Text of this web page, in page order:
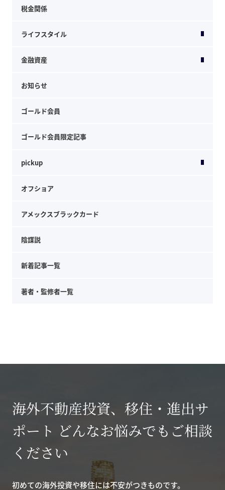
税金関係
ライフスタイル
金融資産
お知らせ
ゴールド会員
ゴールド会員限定記事
pickup
オフショア
アメックスブラックカード
陰謀説
新着記事一覧
著者・監修者一覧
海外不動産投資、移住・進出サ
ポート どんなお悩みでもご相談
ください
初めての海外投資や移住には不安がつきものです。